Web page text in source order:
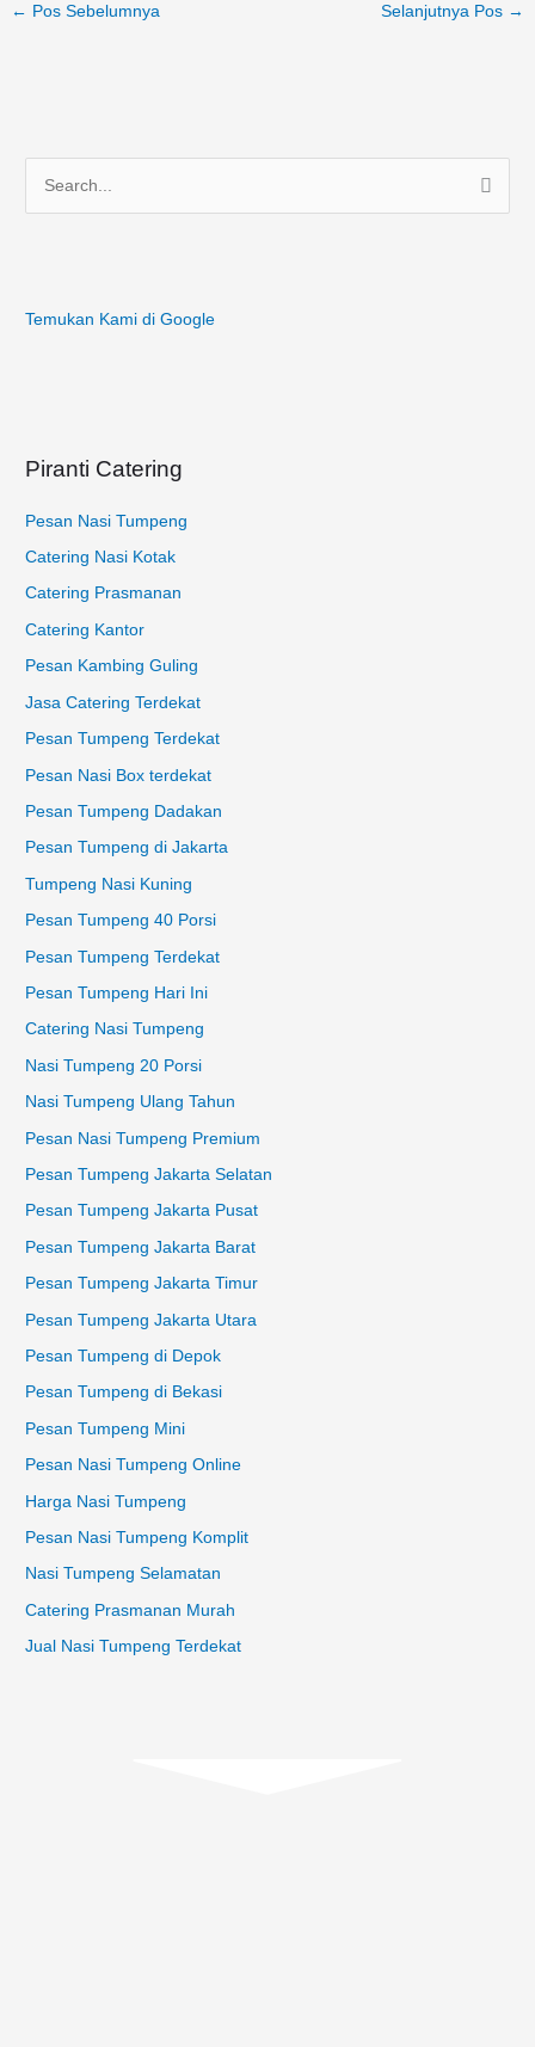
← Pos Sebelumnya Selanjutnya Pos →
u
:
Temukan Kami di Google
Piranti Catering
Pesan Nasi Tumpeng
Catering Nasi Kotak
Catering Prasmanan
Catering Kantor
Pesan Kambing Guling
Jasa Catering Terdekat
Pesan Tumpeng Terdekat
Pesan Nasi Box terdekat
Pesan Tumpeng Dadakan
Pesan Tumpeng di Jakarta
Tumpeng Nasi Kuning
Pesan Tumpeng 40 Porsi
Pesan Tumpeng Terdekat
Pesan Tumpeng Hari Ini
Catering Nasi Tumpeng
Nasi Tumpeng 20 Porsi
Nasi Tumpeng Ulang Tahun
Pesan Nasi Tumpeng Premium
Pesan Tumpeng Jakarta Selatan
Pesan Tumpeng Jakarta Pusat
Pesan Tumpeng Jakarta Barat
Pesan Tumpeng Jakarta Timur
Pesan Tumpeng Jakarta Utara
Pesan Tumpeng di Depok
Pesan Tumpeng di Bekasi
Pesan Tumpeng Mini
Pesan Nasi Tumpeng Online
Harga Nasi Tumpeng
Pesan Nasi Tumpeng Komplit
Nasi Tumpeng Selamatan
Catering Prasmanan Murah
Jual Nasi Tumpeng Terdekat